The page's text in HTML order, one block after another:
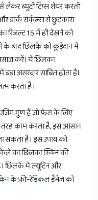
ब्युटी टिप्स शेयर करती
डार्क सर्कल्स से छुटकारा
रिजल्ट 15 में ही देखने को
के बाद छिलके को कूड़ेदान में
करें। ये छिलका
असरदार साबित होता है।
करता है।
गुण हैं जो फेस के लिए
तरह काम करता है, इस आसान
सकता है। इस उपाय को
का छिलका स्किन की
छिलके में ल्यूटिन और
के फ्री-रेडिकल डैमेज को